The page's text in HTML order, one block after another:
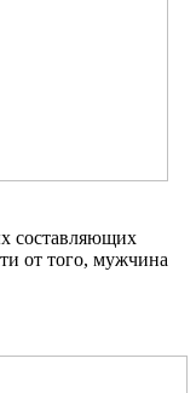
составляющих
от того, мужчина